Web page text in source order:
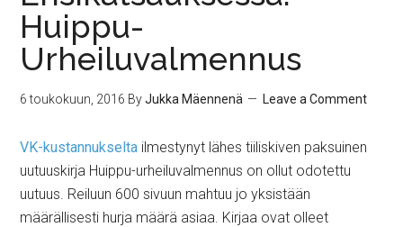
Huippu-
Urheiluvalmennus
6 toukokuun, 2016 ByJukka Mäennenä Leave a Comment
VK-kustannukselta ilmestynyt lähes tiiliskiven paksuinen
uutuuskirja Huippu-urheiluvalmennus on ollut odotettu
uutuus. Reiluun 600 sivuun mahtuu jo yksistään
määrällisesti hurja määrä asiaa. Kirjaa ovat olleet